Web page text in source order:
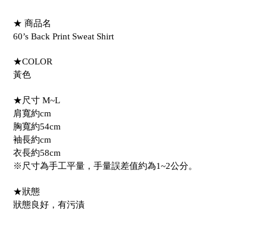
★ 商品名
60’s Back Print Sweat Shirt
★COLOR
黃色
★尺寸 M~L
肩寬約cm
胸寬約54cm
袖長約cm
衣長約58cm
※尺寸為手工平量，手量誤差值約為1~2公分。
★狀態
狀態良好，有污漬